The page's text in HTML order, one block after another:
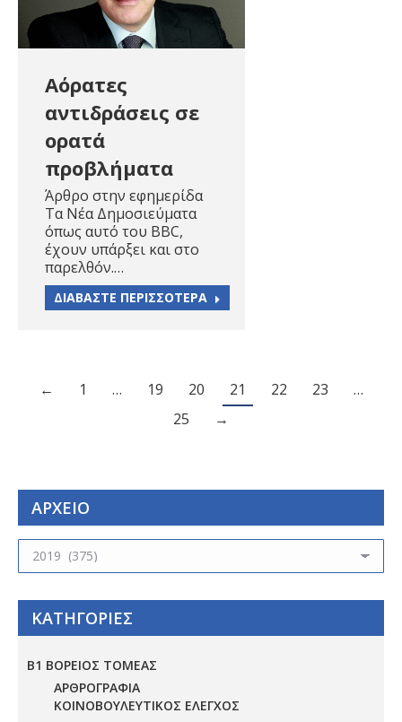
Αόρατες
αντιδράσεις σε
ορατά
προβλήματα
Άρθρο στην εφημερίδα
Τα Νέα Δημοσιεύματα
όπως αυτό του BBC,
έχουν υπάρξει και στο
παρελθόν.…
ΔΙΑΒΑΣΤΕ ΠΕΡΙΣΣΟΤΕΡΑ
← 1 … 19 20 21 22 23
…
25
→
ΑΡΧΕΙΟ
ΑΡΧΕΙΟ
ΚΑΤΗΓΟΡΙΕΣ
Β1 ΒΟΡΕΙΟΣ ΤΟΜΕΑΣ
ΑΡΘΡΟΓΡΑΦΙΑ
ΚΟΙΝΟΒΟΥΛΕΥΤΙΚΟΣ ΕΛΕΓΧΟΣ